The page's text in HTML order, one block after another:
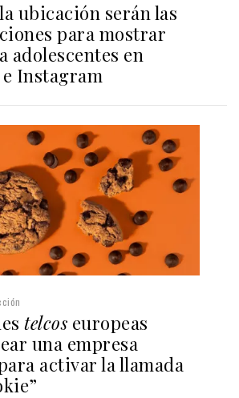
ubicación serán las
para mostrar
adolescentes en
Instagram
telcos europeas
una empresa
activar la llamada